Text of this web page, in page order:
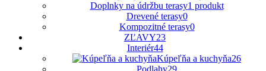
Doplnky na údržbu terasy1 produkt
Drevené terasy0
Kompozitné terasy0
ZĽAVY23
Interiér44
Kúpeľňa a kuchyňa26